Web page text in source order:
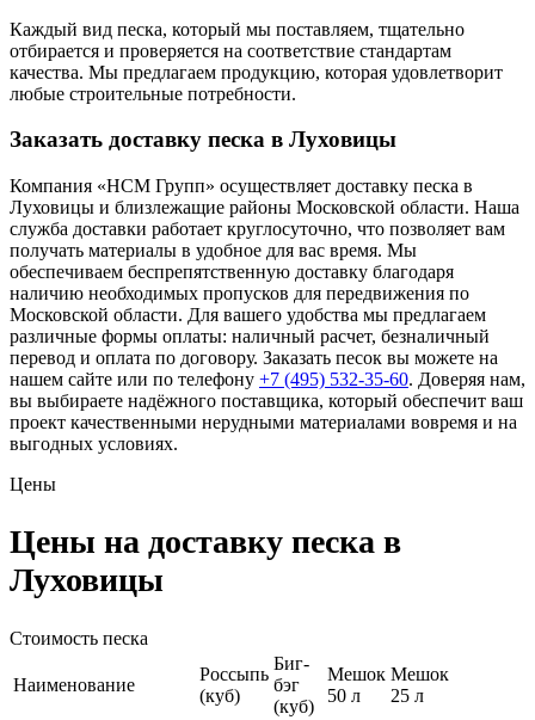
Каждый вид песка, который мы поставляем, тщательно
отбирается и проверяется на соответствие стандартам
качества. Мы предлагаем продукцию, которая удовлетворит
любые строительные потребности.
Заказать доставку песка в Луховицы
Компания «НСМ Групп» осуществляет доставку песка в
Луховицы и близлежащие районы Московской области. Наша
служба доставки работает круглосуточно, что позволяет вам
получать материалы в удобное для вас время. Мы
обеспечиваем беспрепятственную доставку благодаря
наличию необходимых пропусков для передвижения по
Московской области. Для вашего удобства мы предлагаем
различные формы оплаты: наличный расчет, безналичный
перевод и оплата по договору. Заказать песок вы можете на
нашем сайте или по телефону +7 (495) 532-35-60. Доверяя нам,
вы выбираете надёжного поставщика, который обеспечит ваш
проект качественными нерудными материалами вовремя и на
выгодных условиях.
Цены
Цены на доставку песка в
Луховицы
Стоимость песка
Наименование
Россыпь
(куб)
Биг-
бэг
(куб)
Мешок
50 л
Мешок
25 л